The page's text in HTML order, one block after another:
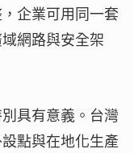
企業可用同一套
網路與安全架
具有意義。台灣
點與在地化生產